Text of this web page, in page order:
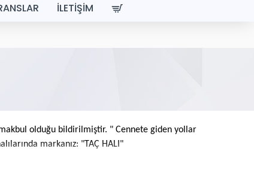
İLETIŞIM
makbul olduğu bildirilmiştir. " Cennete giden yollar
markanız: "TAÇ HALI"